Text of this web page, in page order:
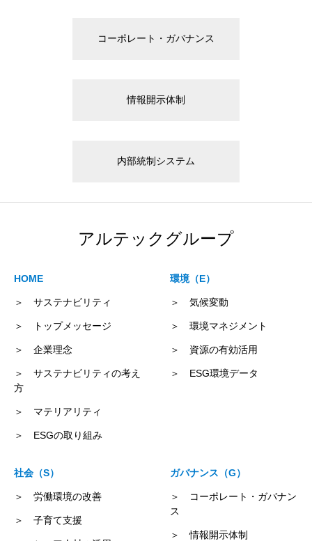
コーポレート・ガバナンス
情報開示体制
内部統制システム
アルテックグループ
HOME
＞ サステナビリティ
＞ トップメッセージ
＞ 企業理念
＞ サステナビリティの考え
方
＞ マテリアリティ
＞ ESGの取り組み
環境（E）
＞ 気候変動
＞ 環境マネジメント
＞ 資源の有効活用
＞ ESG環境データ
社会（S）
＞ 労働環境の改善
＞ 子育て支援
ガバナンス（G）
＞ コーポレート・ガバナン
ス
＞ 情報開示体制